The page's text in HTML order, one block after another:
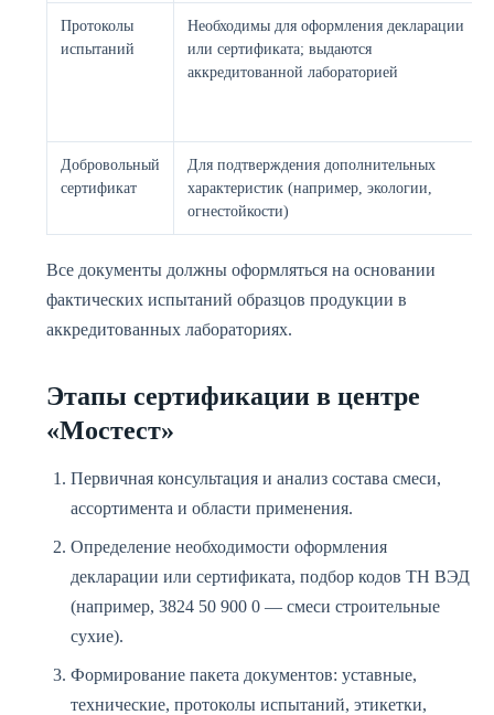
Протоколы
испытаний
Необходимы для оформления декларации
или сертификата; выдаются
аккредитованной лабораторией
Добровольный
сертификат
Для подтверждения дополнительных
характеристик (например, экологии,
огнестойкости)
Все документы должны оформляться на основании
фактических испытаний образцов продукции в
аккредитованных лабораториях.
Этапы сертификации в центре
«Мостест»
Первичная консультация и анализ состава смеси,
ассортимента и области применения.
Определение необходимости оформления
декларации или сертификата, подбор кодов ТН ВЭД
(например, 3824 50 900 0 — смеси строительные
сухие).
Формирование пакета документов: уставные,
технические, протоколы испытаний, этикетки,